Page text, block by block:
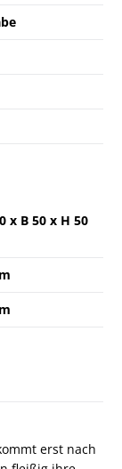
x B 50 x H 50
erst nach